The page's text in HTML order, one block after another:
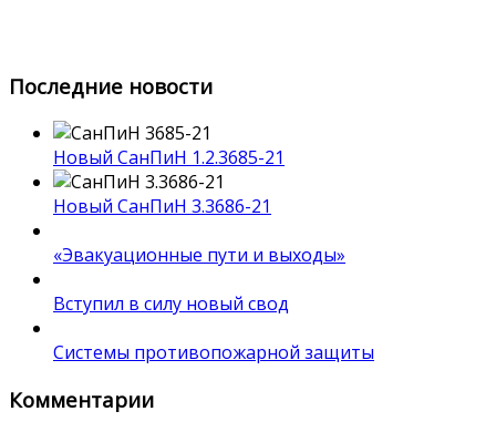
Последние новости
Новый СанПиН 1.2.3685-21
Новый СанПиН 3.3686-21
«Эвакуационные пути и выходы»
Вступил в силу новый свод
Системы противопожарной защиты
Комментарии